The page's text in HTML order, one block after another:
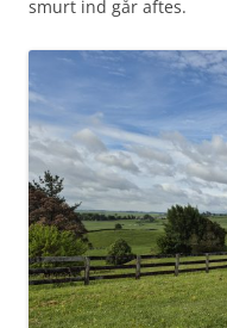
smurt ind går aftes.